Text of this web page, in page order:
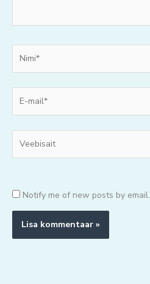
mail*
Notify me of new posts by email.